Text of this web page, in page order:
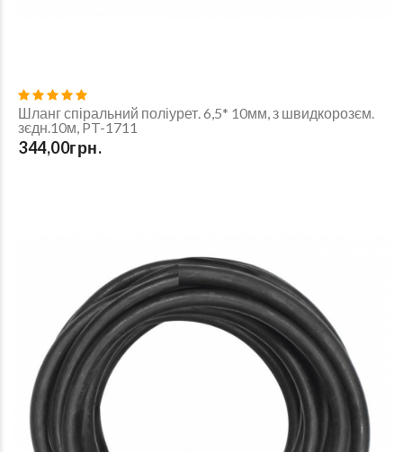
Шланг спіральний поліурет. 6,5* 10мм, з швидкорозєм.
зєдн.10м, PT-1711
344,00грн.